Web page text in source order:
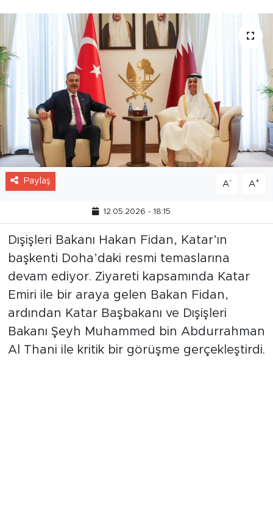
12.05.2026 - 18:15
Dışişleri Bakanı Hakan Fidan, Katar’ın
başkenti Doha’daki resmi temaslarına
devam ediyor. Ziyareti kapsamında Katar
Emiri ile bir araya gelen Bakan Fidan,
ardından Katar Başbakanı ve Dışişleri
Bakanı Şeyh Muhammed bin Abdurrahman